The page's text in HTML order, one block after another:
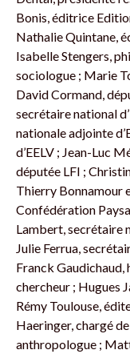
Bonis, éditrice
Nathalie Quintane,
Isabelle Stengers,
sociologue ; Marie
David Cormand,
secrétaire national
nationale adjointe
d’EELV ; Jean-Luc
députée LFI ;
Thierry Bonnamour
Confédération
Lambert, secrétaire
Julie Ferrua,
Franck Gaudichaud,
chercheur ; Hugues
Rémy Toulouse,
Haeringer, chargé
anthropologue ;